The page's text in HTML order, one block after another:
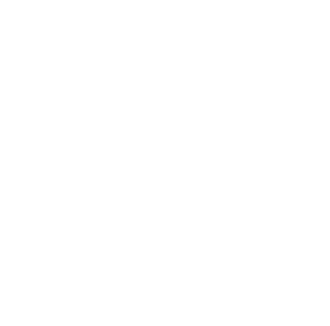
w tym informacje handlowe itp.